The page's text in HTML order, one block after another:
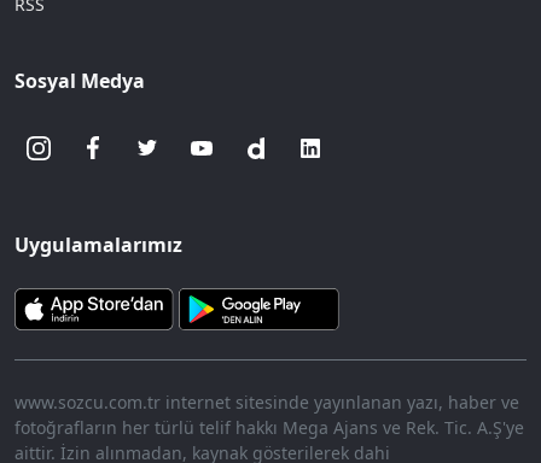
Sosyal Medya
Uygulamalarımız
www.sozcu.com.tr internet sitesinde yayınlanan yazı, haber ve
fotoğrafların her türlü telif hakkı Mega Ajans ve Rek. Tic. A.Ş'ye
aittir. İzin alınmadan, kaynak gösterilerek dahi